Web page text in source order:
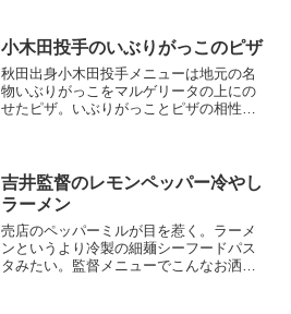
小木田投手のいぶりがっこのピザ
秋田出身小木田投手メニューは地元の名
物いぶりがっこをマルゲリータの上にの
せたピザ。いぶりがっことピザの相性が
吉井監督のレモンペッパー冷やし
ラーメン
売店のペッパーミルが目を惹く。ラーメ
ンというより冷製の細麺シーフードパス
タみたい。監督メニューでこんなお洒落